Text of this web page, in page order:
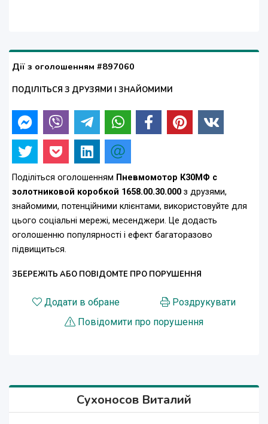
Дії з оголошенням #897060
ПОДІЛІТЬСЯ З ДРУЗЯМИ І ЗНАЙОМИМИ
Поділіться оголошенням Пневмомотор К30МФ с
золотниковой коробкой 1658.00.30.000 з друзями,
знайомими, потенційними клієнтами, використовуйте для
цього соціальні мережі, месенджери. Це додасть
оголошенню популярності і ефект багаторазово
підвищиться.
ЗБЕРЕЖІТЬ АБО ПОВІДОМТЕ ПРО ПОРУШЕННЯ
Додати в обране
Роздрукувати
Повідомити про порушення
Сухоносов Виталий